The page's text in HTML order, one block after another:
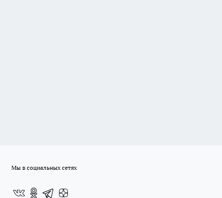
Мы в социальных сетях